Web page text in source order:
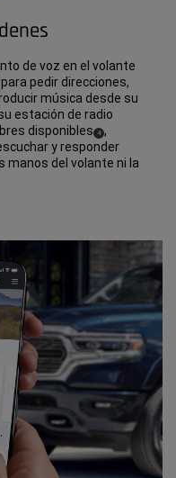
de voz en el volante
pedir direcciones,
música desde su
estación de radio
disponibles (
Disclosure
4) ,
y responder
manos del volante ni la